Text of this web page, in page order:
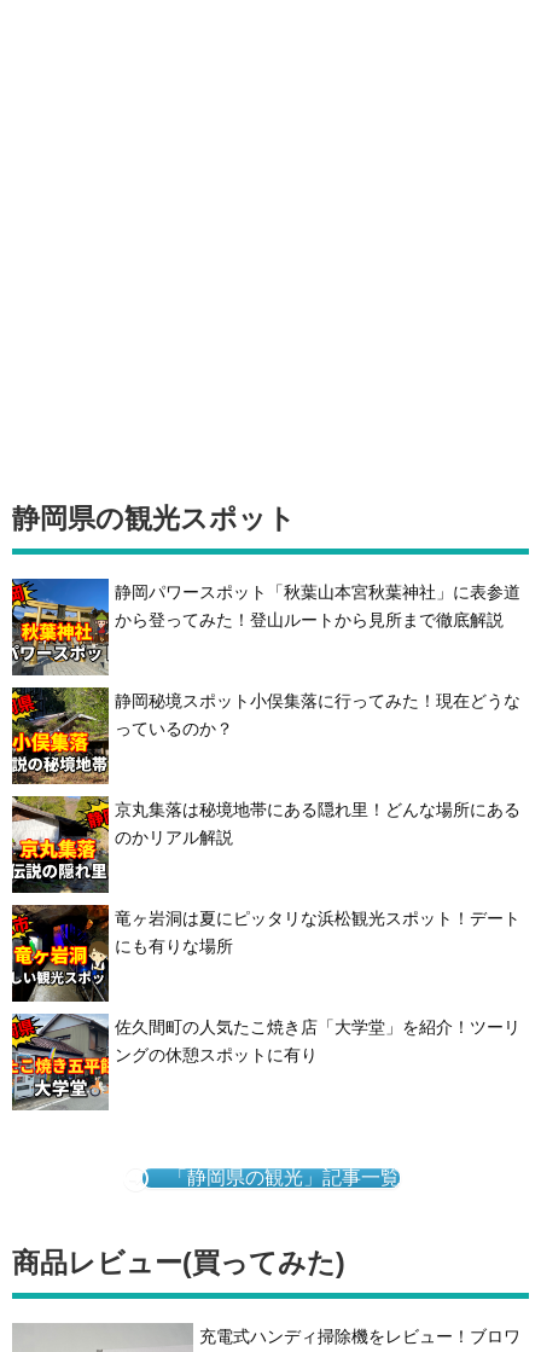
静岡県の観光スポット
静岡パワースポット「秋葉山本宮秋葉神社」に表参道
から登ってみた！登山ルートから見所まで徹底解説
静岡秘境スポット小俣集落に行ってみた！現在どうな
っているのか？
京丸集落は秘境地帯にある隠れ里！どんな場所にある
のかリアル解説
竜ヶ岩洞は夏にピッタリな浜松観光スポット！デート
にも有りな場所
佐久間町の人気たこ焼き店「大学堂」を紹介！ツーリ
ングの休憩スポットに有り
「静岡県の観光」記事一覧
商品レビュー(買ってみた)
充電式ハンディ掃除機をレビュー！ブロワ